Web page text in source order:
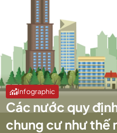
Infographic
Các nước quy
chung cư như thế